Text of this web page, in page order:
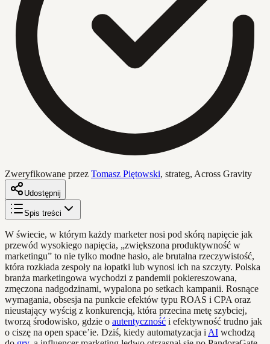
Zweryfikowane przez Tomasz Piętowski, strateg, Across Gravity
Udostępnij
Spis treści
W świecie, w którym każdy marketer nosi pod skórą napięcie jak
przewód wysokiego napięcia, „zwiększona produktywność w
marketingu” to nie tylko modne hasło, ale brutalna rzeczywistość,
która rozkłada zespoły na łopatki lub wynosi ich na szczyty. Polska
branża marketingowa wychodzi z pandemii pokiereszowana,
zmęczona nadgodzinami, wypalona po setkach kampanii. Rosnące
wymagania, obsesja na punkcie efektów typu ROAS i CPA oraz
nieustający wyścig z konkurencją, która przecina metę szybciej,
tworzą środowisko, gdzie o autentyczność i efektywność trudno jak
o ciszę na open space’ie. Dziś, kiedy automatyzacja i AI wchodzą